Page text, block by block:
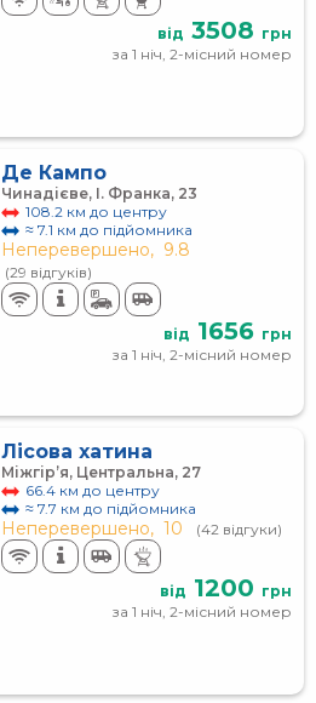
від 3508 грн
за 1 ніч, 2-місний номер
Де Кампо
Чинадієве, І. Франка, 23
108.2 км до центру
≈ 7.1 км до підйомника
Неперевершено, 9.8
(29 відгуків)
від 1656 грн
за 1 ніч, 2-місний номер
Лісова хатина
Міжгір’я, Центральна, 27
66.4 км до центру
≈ 7.7 км до підйомника
Неперевершено, 10 (42 відгуки)
від 1200 грн
за 1 ніч, 2-місний номер